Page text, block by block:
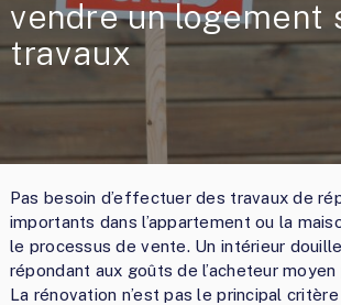
vendre un logement
travaux
Pas besoin d’effectuer des travaux de
importants dans l’appartement ou la
le processus de vente. Un intérieur
répondant aux goûts de l’acheteur
La rénovation n’est pas le principal